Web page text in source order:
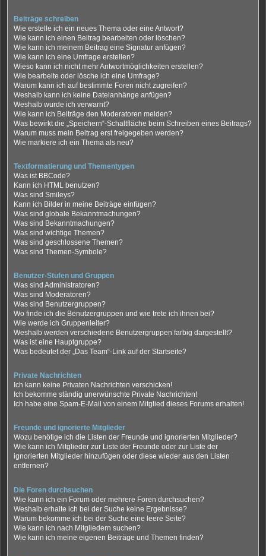
Beiträge schreiben
Wie erstelle ich ein neues Thema oder eine Antwort?
Wie kann ich einen Beitrag bearbeiten oder löschen?
Wie kann ich meinem Beitrag eine Signatur anfügen?
Wie kann ich eine Umfrage erstellen?
Wieso kann ich nicht mehr Antwortmöglichkeiten erstellen?
Wie bearbeite oder lösche ich eine Umfrage?
Warum kann ich auf bestimmte Foren nicht zugreifen?
Weshalb kann ich keine Dateianhänge anfügen?
Weshalb wurde ich verwarnt?
Wie kann ich Beiträge den Moderatoren melden?
Was bewirkt die „Speichern“-Schaltfläche beim Schreiben eines Beitrags?
Warum muss mein Beitrag erst freigegeben werden?
Wie markiere ich ein Thema als neu?
Textformatierung und Thementypen
Was ist BBCode?
Kann ich HTML benutzen?
Was sind Smileys?
Kann ich Bilder in meine Beiträge einfügen?
Was sind globale Bekanntmachungen?
Was sind Bekanntmachungen?
Was sind wichtige Themen?
Was sind geschlossene Themen?
Was sind Themen-Symbole?
Benutzer-Stufen und Gruppen
Was sind Administratoren?
Was sind Moderatoren?
Was sind Benutzergruppen?
Wo finde ich die Benutzergruppen und wie trete ich ihnen bei?
Wie werde ich Gruppenleiter?
Weshalb werden verschiedene Benutzergruppen farbig dargestellt?
Was ist eine Hauptgruppe?
Was bedeutet der „Das Team“-Link auf der Startseite?
Private Nachrichten
Ich kann keine Privaten Nachrichten verschicken!
Ich bekomme ständig unerwünschte Private Nachrichten!
Ich habe eine Spam-E-Mail von einem Mitglied dieses Forums erhalten!
Freunde und ignorierte Mitglieder
Wozu benötige ich die Listen der Freunde und ignorierten Mitglieder?
Wie kann ich Mitglieder zur Liste der Freunde oder zur Liste der
ignorierten Mitglieder hinzufügen oder diese wieder aus den Listen
entfernen?
Die Foren durchsuchen
Wie kann ich ein Forum oder mehrere Foren durchsuchen?
Weshalb erhalte ich bei der Suche keine Ergebnisse?
Warum bekomme ich bei der Suche eine leere Seite?
Wie kann ich nach Mitgliedern suchen?
Wie kann ich meine eigenen Beiträge und Themen finden?